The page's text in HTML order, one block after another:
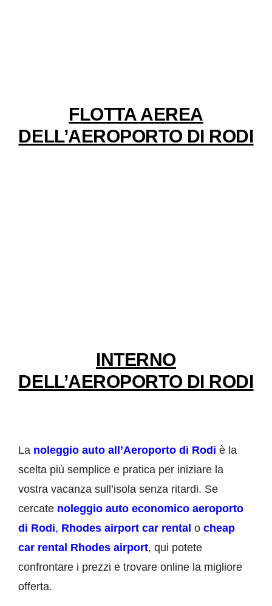
FLOTTA AEREA
DELL’AEROPORTO DI RODI
INTERNO
DELL’AEROPORTO DI RODI
La noleggio auto all’Aeroporto di Rodi è la
scelta più semplice e pratica per iniziare la
vostra vacanza sull’isola senza ritardi. Se
cercate noleggio auto economico aeroporto
di Rodi, Rhodes airport car rental o cheap
car rental Rhodes airport, qui potete
confrontare i prezzi e trovare online la migliore
offerta.